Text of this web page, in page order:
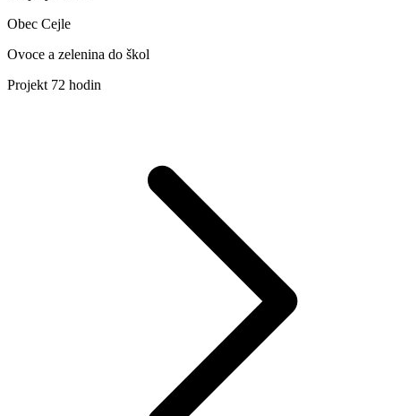
Obec Cejle
Ovoce a zelenina do škol
Projekt 72 hodin